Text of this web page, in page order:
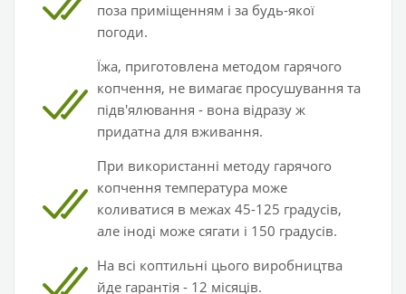
поза приміщенням і за будь-якої
погоди.
Їжа, приготовлена методом гарячого
копчення, не вимагає просушування та
підв'ялювання - вона відразу ж
придатна для вживання.
При використанні методу гарячого
копчення температура може
коливатися в межах 45-125 градусів,
але іноді може сягати і 150 градусів.
На всі коптильні цього виробництва
йде гарантія - 12 місяців.